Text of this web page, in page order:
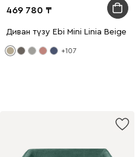
469 780
Диван түзу Ebi Mini Linia Beige
+107